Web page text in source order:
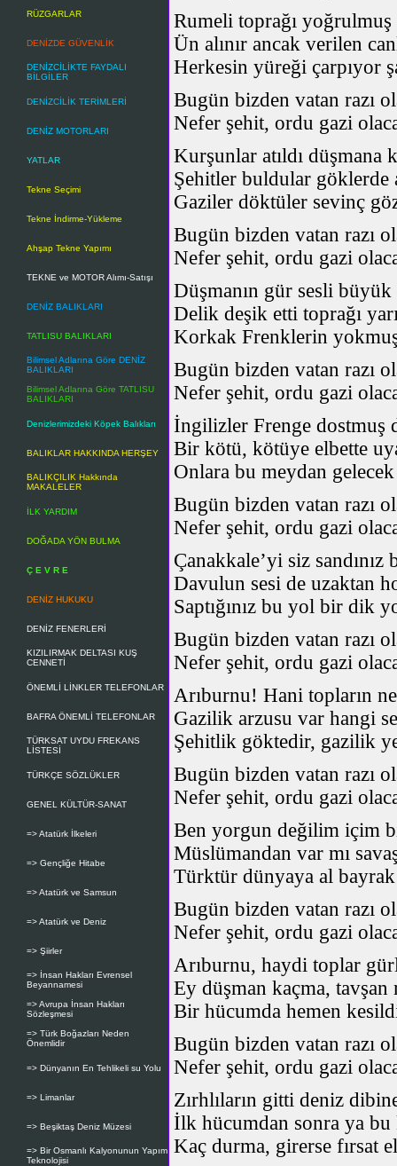
RÜZGARLAR
DENİZDE GÜVENLİK
DENİZCİLİKTE FAYDALI
BİLGİLER
DENİZCİLİK TERİMLERİ
DENİZ MOTORLARI
YATLAR
Tekne Seçimi
Tekne İndirme-Yükleme
Ahşap Tekne Yapımı
TEKNE ve MOTOR Alımı-Satışı
DENİZ BALIKLARI
TATLISU BALIKLARI
Bilimsel Adlarına Göre DENİZ
BALIKLARI
Bilimsel Adlarına Göre TATLISU
BALIKLARI
Denizlerimizdeki Köpek Balıkları
BALIKLAR HAKKINDA HERŞEY
BALIKÇILIK Hakkında
MAKALELER
İLK YARDIM
DOĞADA YÖN BULMA
Ç E V R E
DENİZ HUKUKU
DENİZ FENERLERİ
KIZILIRMAK DELTASI KUŞ
CENNETİ
ÖNEMLİ LİNKLER TELEFONLAR
BAFRA ÖNEMLİ TELEFONLAR
TÜRKSAT UYDU FREKANS
LİSTESİ
TÜRKÇE SÖZLÜKLER
GENEL KÜLTÜR-SANAT
=> Atatürk İlkeleri
=> Gençliğe Hitabe
=> Atatürk ve Samsun
=> Atatürk ve Deniz
=> Şiirler
=> İnsan Hakları Evrensel
Beyannamesi
=> Avrupa İnsan Hakları
Sözleşmesi
=> Türk Boğazları Neden
Önemlidir
=> Dünyanın En Tehlikeli su Yolu
=> Limanlar
=> Beşiktaş Deniz Müzesi
=> Bir Osmanlı Kalyonunun Yapım
Teknolojisi
Rumeli toprağı yoğrulmuş
Ün alınır ancak verilen
Herkesin yüreği çarpıyor
Bugün bizden vatan razı
Nefer şehit, ordu gazi
Kurşunlar atıldı düşmana
Şehitler buldular göklerde
Gaziler döktüler sevinç
Bugün bizden vatan razı
Nefer şehit, ordu gazi
Düşmanın gür sesli büyük
Delik deşik etti toprağı
Korkak Frenklerin
Bugün bizden vatan razı
Nefer şehit, ordu gazi
İngilizler Frenge dostmuş
Bir kötü, kötüye elbette
Onlara bu meydan
Bugün bizden vatan razı
Nefer şehit, ordu gazi
Çanakkale’yi siz sandınız
Davulun sesi de uzaktan
Saptığınız bu yol bir dik
Bugün bizden vatan razı
Nefer şehit, ordu gazi
Arıburnu! Hani topların
Gazilik arzusu var hangi
Şehitlik göktedir, gazilik
Bugün bizden vatan razı
Nefer şehit, ordu gazi
Ben yorgun değilim içim
Müslümandan var mı
Türktür dünyaya al bayrak
Bugün bizden vatan razı
Nefer şehit, ordu gazi
Arıburnu, haydi toplar
Ey düşman kaçma, tavşan
Bir hücumda hemen
Bugün bizden vatan razı
Nefer şehit, ordu gazi
Zırhlıların gitti deniz
İlk hücumdan sonra ya bu
Kaç durma, girerse fırsat